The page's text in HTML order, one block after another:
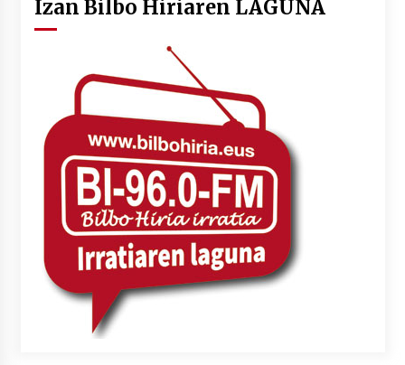
Izan Bilbo Hiriaren LAGUNA